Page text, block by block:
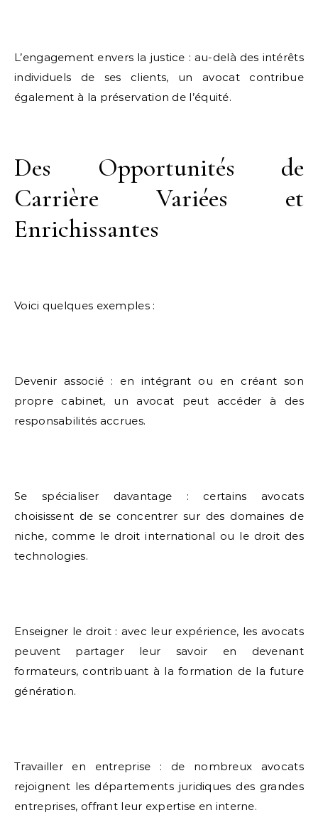
L’engagement envers la justice : au-delà des intérêts
individuels de ses clients, un avocat contribue
également à la préservation de l’équité.
Des Opportunités de
Carrière Variées et
Enrichissantes
Voici quelques exemples :
Devenir associé : en intégrant ou en créant son
propre cabinet, un avocat peut accéder à des
responsabilités accrues.
Se spécialiser davantage : certains avocats
choisissent de se concentrer sur des domaines de
niche, comme le droit international ou le droit des
technologies.
Enseigner le droit : avec leur expérience, les avocats
peuvent partager leur savoir en devenant
formateurs, contribuant à la formation de la future
génération.
Travailler en entreprise : de nombreux avocats
rejoignent les départements juridiques des grandes
entreprises, offrant leur expertise en interne.